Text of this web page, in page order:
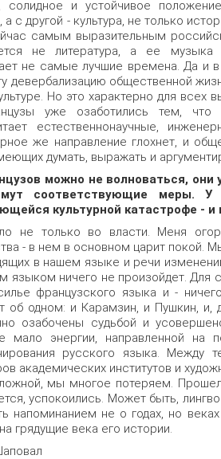
солидное и устойчивое
а с другой - культура, не только
самым выразительным
не литература, а ее музыка
не самые лучшие времена. Да и
девербализацию общественной
Но это характерно для всех
уже озаботились тем, что
естественнонаучные,
же направление глохнет, и
думать, выражать и
можно не волноваться,
соответствующие меры.
культурной катастрофе - и
не только во власти. Меня
- в нем в основном царит покой.
в нашем языке и речи
языком ничего не произойдет. Для
французского языка и -
об одном: и Карамзин, и Пушкин, и,
озабочены судьбой и
мало энергии, направленной на
русского языка.
академических институтов и
мы многое потеряем.
успокоились. Может быть,
напоминанием не о годах, но
грядущие века его истории.